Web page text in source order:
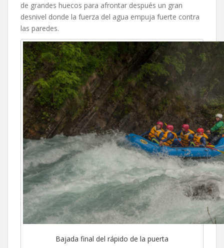
de grandes huecos para afrontar después un gran
desnivel donde la fuerza del agua empuja fuerte contra
las paredes.
Bajada final del rápido de la puerta